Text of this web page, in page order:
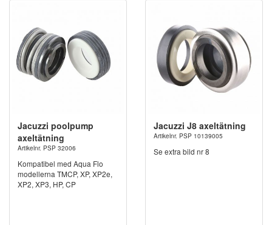
Jacuzzi poolpump
axeltätning
Artikelnr. PSP 32006
Kompatibel med Aqua Flo
modellerna TMCP, XP, XP2e,
XP2, XP3, HP, CP
Jacuzzi J8 axeltätning
Artikelnr. PSP 10139005
Se extra bild nr 8